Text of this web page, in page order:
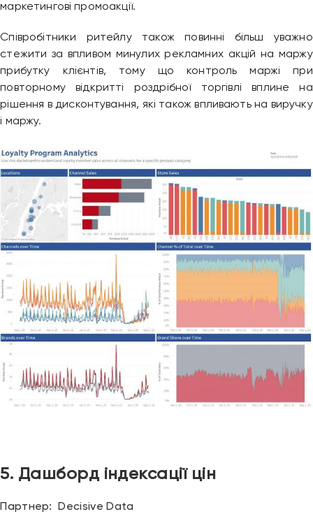
маркетингові промоакції.
Співробітники ритейлу також повинні більш уважно
стежити за впливом минулих рекламних акцій на маржу
прибутку клієнтів, тому що контроль маржі при
повторному відкритті роздрібної торгівлі вплине на
рішення в дисконтування, які також впливають на виручку
і маржу.
5. Дашборд індексації цін
Партнер: Decisive Data